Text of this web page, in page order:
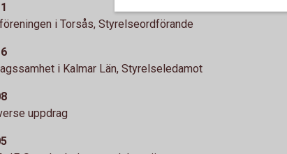
i Torsås, Styrelseordförande
i Kalmar Län, Styrelseledamot
uppdrag